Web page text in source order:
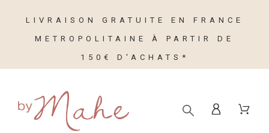
LIVRAISON GRATUITE EN FRANCE
METROPOLITAINE À PARTIR DE
150€ D'ACHATS*